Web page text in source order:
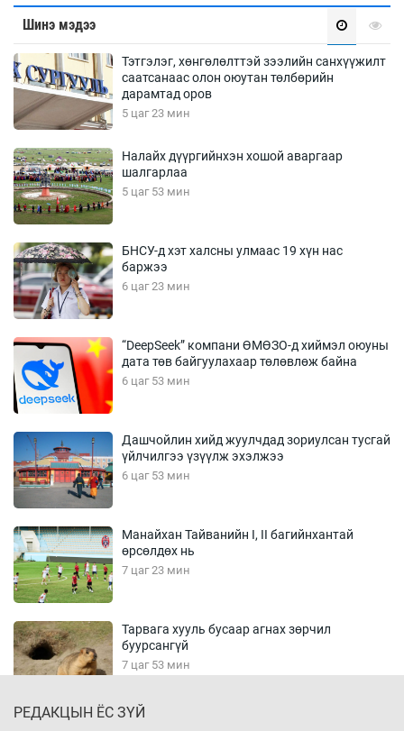
Шинэ мэдээ
Тэтгэлэг, хөнгөлөлттэй зээлийн санхүүжилт
саатсанаас олон оюутан төлбөрийн
дарамтад оров
5 цаг 23 мин
Налайх дүүргийнхэн хошой аваргаар
шалгарлаа
5 цаг 53 мин
БНСУ-д хэт халсны улмаас 19 хүн нас
баржээ
6 цаг 23 мин
“DeepSeek” компани ӨМӨЗО-д хиймэл оюуны
дата төв байгуулахаар төлөвлөж байна
6 цаг 53 мин
Дашчойлин хийд жуулчдад зориулсан тусгай
үйлчилгээ үзүүлж эхэлжээ
6 цаг 53 мин
Манайхан Тайванийн I, II багийнхантай
өрсөлдөх нь
7 цаг 23 мин
Тарвага хууль бусаар агнах зөрчил
буурсангүй
7 цаг 53 мин
РЕДАКЦЫН ЁС ЗҮЙ